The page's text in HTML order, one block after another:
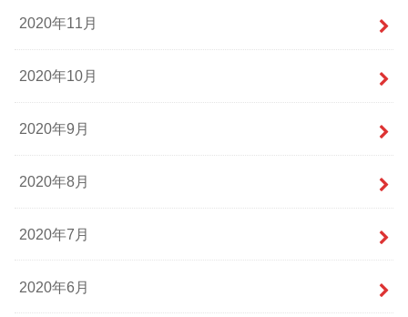
2020年11月
2020年10月
2020年9月
2020年8月
2020年7月
2020年6月